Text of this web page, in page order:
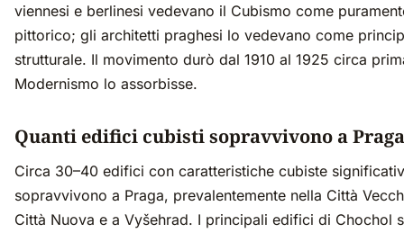
viennesi e berlinesi vedevano il Cubismo come
pittorico; gli architetti praghesi lo vedevano come
strutturale. Il movimento durò dal 1910 al 1925 circa
Modernismo lo assorbisse.
Quanti edifici cubisti sopravvivono a
Circa 30–40 edifici con caratteristiche cubiste
sopravvivono a Praga, prevalentemente nella Città
Città Nuova e a Vyšehrad. I principali edifici di Chochol